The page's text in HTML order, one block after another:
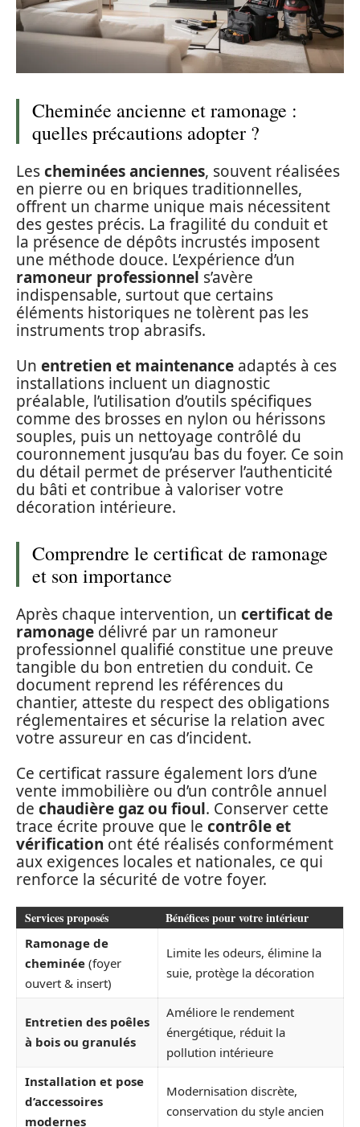
Cheminée ancienne et ramonage :
quelles précautions adopter ?
Lescheminées anciennes, souvent réalisées
en pierre ou en briques traditionnelles,
offrent un charme unique mais nécessitent
des gestes précis. La fragilité du conduit et
la présence de dépôts incrustés imposent
une méthode douce. L’expérience d’un
ramoneur professionnel s’avère
indispensable, surtout que certains
éléments historiques ne tolèrent pas les
instruments trop abrasifs.
Un entretien et maintenance adaptés à ces
installations incluent un diagnostic
préalable, l’utilisation d’outils spécifiques
comme des brosses en nylon ou hérissons
souples, puis un nettoyage contrôlé du
couronnement jusqu’au bas du foyer. Ce soin
du détail permet de préserver l’authenticité
du bâti et contribue à valoriser votre
décoration intérieure.
Comprendre le certificat de ramonage
et son importance
Après chaque intervention, un certificat de
ramonage délivré par un ramoneur
professionnel qualifié constitue une preuve
tangible du bon entretien du conduit. Ce
document reprend les références du
chantier, atteste du respect des obligations
réglementaires et sécurise la relation avec
votre assureur en cas d’incident.
Ce certificat rassure également lors d’une
vente immobilière ou d’un contrôle annuel
de chaudière gaz ou fioul. Conserver cette
trace écrite prouve que le contrôle et
vérification ont été réalisés conformément
aux exigences locales et nationales, ce qui
renforce la sécurité de votre foyer.
Services proposés Bénéfices pour votre intérieur
Ramonage de
cheminée (foyer
ouvert & insert)
Limite les odeurs, élimine la
suie, protège la décoration
Entretien des poêles
à bois ou granulés
Améliore le rendement
énergétique, réduit la
pollution intérieure
Installation et pose
d’accessoires
modernes
Modernisation discrète,
conservation du style ancien